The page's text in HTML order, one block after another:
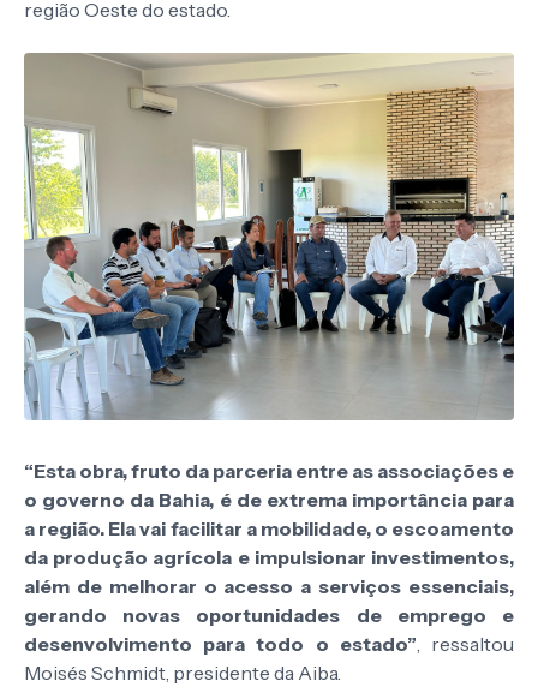
região Oeste do estado.
“Esta obra, fruto da parceria entre as associações e
o governo da Bahia, é de extrema importância para
a região. Ela vai facilitar a mobilidade, o escoamento
da produção agrícola e impulsionar investimentos,
além de melhorar o acesso a serviços essenciais,
gerando novas oportunidades de emprego e
desenvolvimento para todo o estado”, ressaltou
Moisés Schmidt, presidente da Aiba.